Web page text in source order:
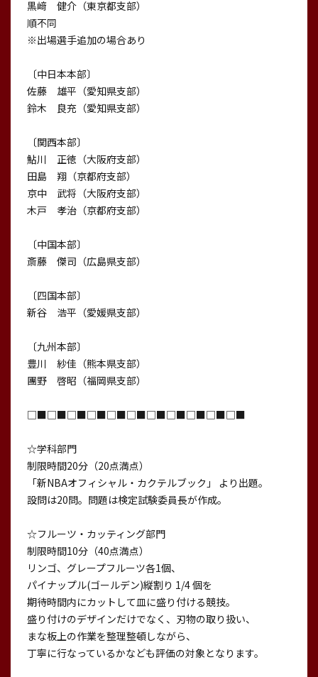
黒﨑 健介（東京都支部）
順不同
※出場選手追加の場合あり
〔中日本本部〕
佐藤 雄平（愛知県支部）
鈴木 良充（愛知県支部）
〔関西本部〕
鮎川 正徳（大阪府支部）
田島 翔（京都府支部）
京中 武将（大阪府支部）
木戸 孝治（京都府支部）
〔中国本部〕
斎藤 傑司（広島県支部）
〔四国本部〕
新谷 浩平（愛媛県支部）
〔九州本部〕
豊川 紗佳（熊本県支部）
團野 啓昭（福岡県支部）
□■□■□■□■□■□■□■□■□■□■□■
☆学科部門
制限時間20分（20点満点）
「新NBAオフィシャル・カクテルブック」 より出題。
設問は20問。問題は検定試験委員長が作成。
☆フルーツ・カッティング部門
制限時間10分（40点満点）
リンゴ、グレープフルーツ各1個、
パイナップル(ゴールデン)縦割り 1/4 個を
期待時間内にカットして皿に盛り付ける競技。
盛り付けのデザインだけでなく、刃物の取り扱い、
まな板上の作業を整理整頓しながら、
丁寧に行なっているかなども評価の対象となります。